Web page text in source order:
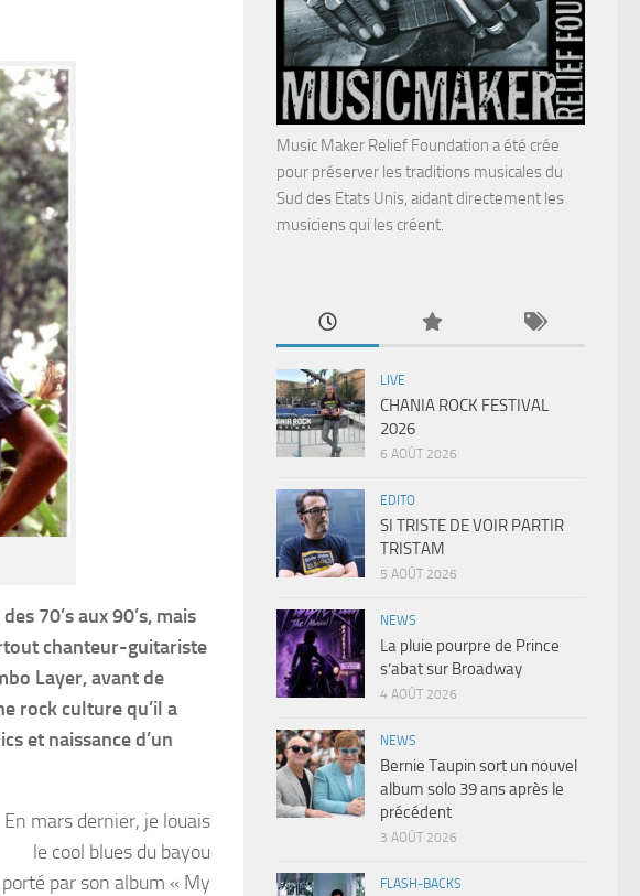
70’s aux 90’s, mais
chanteur-guitariste
Layer, avant de
rock culture qu’il a
et naissance d’un
En mars dernier, je louais
le cool blues du bayou
porté par son album « My
Music Maker Relief Foundation a été crée
pour préserver les traditions musicales du
Sud des Etats Unis, aidant directement les
musiciens qui les créent.
LIVE
CHANIA ROCK FESTIVAL
2026
6 AOÛT 2026
EDITO
SI TRISTE DE VOIR PARTIR
TRISTAM
5 AOÛT 2026
NEWS
La pluie pourpre de Prince
s’abat sur Broadway
4 AOÛT 2026
NEWS
Bernie Taupin sort un nouvel
album solo 39 ans après le
précédent
3 AOÛT 2026
FLASH-BACKS